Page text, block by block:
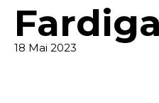
EQAVET
CTE – CENTRO
18 Mai 2023